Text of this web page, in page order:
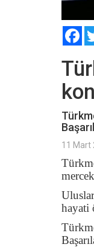
11 Mart
hayati